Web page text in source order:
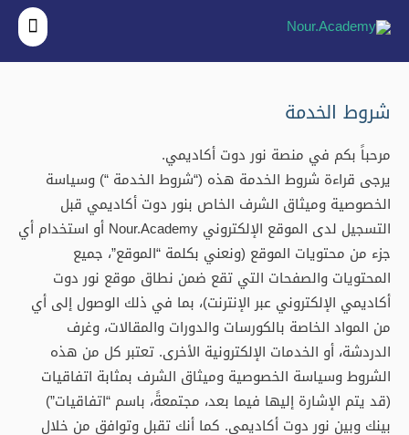
شروط الخدمة
مرحباً بكم في منصة نور دوت أكاديمي.
يرجى قراءة شروط الخدمة هذه (“شروط الخدمة “) وسياسة
الخصوصية وميثاق الشرف الخاص بنور دوت أكاديمي قبل
التسجيل لدى الموقع الإلكتروني Nour.Academy أو استخدام أي
جزء من محتويات الموقع (ونعني بكلمة “الموقع”، جميع
المحتويات والصفحات التي تقع ضمن نطاق موقع نور دوت
أكاديمي الإلكتروني عبر الإنترنت)، بما في ذلك الوصول إلى أي
من المواد الخاصة بالكورسات والدورات والمقالات، وغرف
الدردشة، أو الخدمات الإلكترونية الأخرى. تعتبر كل من هذه
الشروط وسياسة الخصوصية وميثاق الشرف بمثابة اتفاقيات
(قد يتم الإشارة إليها فيما بعد، مجتمعةً، باسم “اتفاقيات”)
بينك وبين نور دوت أكاديمي. كما أنك تقبل وتوافق من خلال